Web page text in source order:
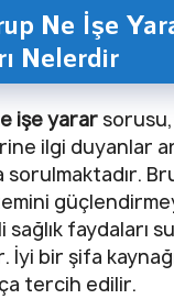
Ne İşe
Nelerdir
işe yarar
ilgi duyanlar
sağlık faydaları
bir şifa
tercih edilir.